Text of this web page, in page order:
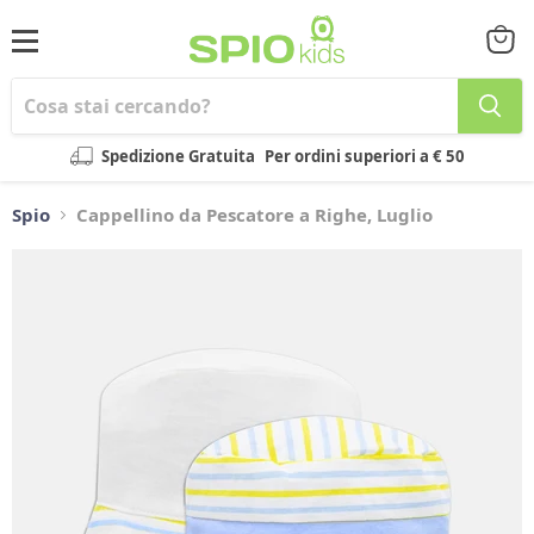
Menu
Spedizione Gratuita Per ordini superiori a € 50
il
Spio Cappellino da Pescatore a Righe, Luglio